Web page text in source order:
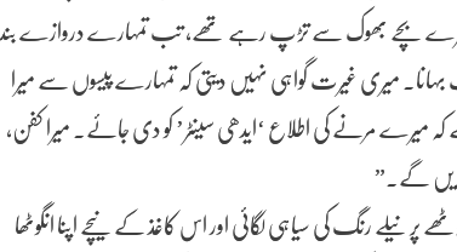
بچے بھوک سے تڑپ رہے تھے، تب تمہارے دروازے بند
میری غیرت گواہی نہیں دیتی کہ تمہارے پیسوں سے میرا
میرے مرنے کی اطلاع ‘ایدھی سینٹر’ کو دی جائے۔ میرا کفن،
کریں گے۔”
پر نیلے رنگ کی سیاہی لگائی اور اس کاغذ کے نیچے اپنا انگوٹھا